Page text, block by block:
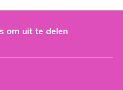
om uit te delen